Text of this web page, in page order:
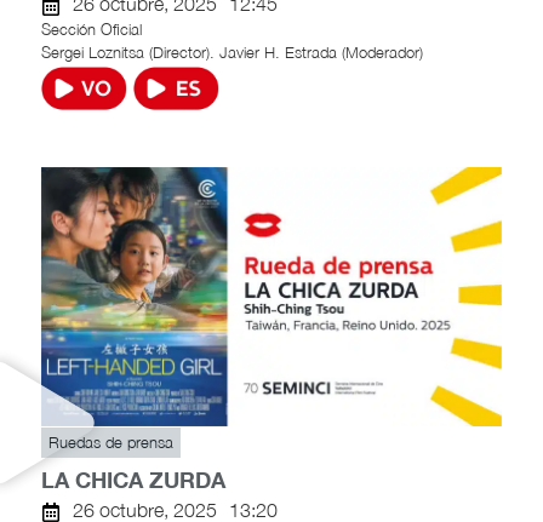
Sección Oficial
Sergei Loznitsa (Director). Javier H. Estrada (Moderador)
Ruedas de prensa
LA CHICA ZURDA
26 octubre, 2025 13:20